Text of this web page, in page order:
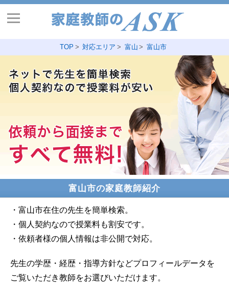
TOP 対応エリア 富山 富山市
富山市の家庭教師紹介
・富山市在住の先生を簡単検索。
・個人契約なので授業料も割安です。
・依頼者様の個人情報は非公開で対応。
先生の学歴・経歴・指導方針などプロフィールデータを
ご覧いただき教師をお選びいただけます。